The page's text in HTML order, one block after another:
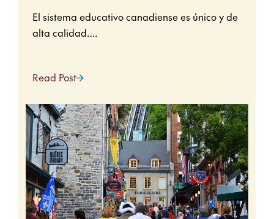
El sistema educativo canadiense es único y de
alta calidad….
Read Post